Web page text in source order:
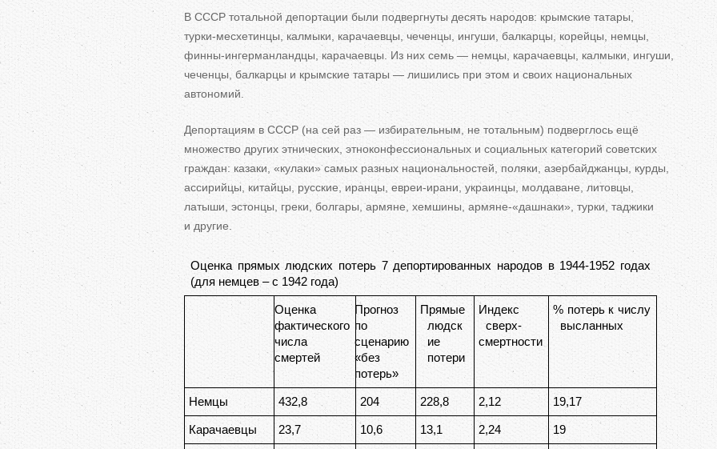
В СССР тотальной депортации были подвергнуты десять народов: крымские татары,
турки-месхетинцы , калмыки, карачаевцы, чеченцы, ингуши, балкарцы, корейцы, немцы,
финны-ингерманландцы , карачаевцы. Из них семь — немцы, карачаевцы, калмыки, ингуши,
чеченцы, балкарцы и крымские татары — лишились при этом и своих национальных
автономий.
Депортациям в СССР (на сей раз — избирательным, не тотальным) подверглось ещё
множество других этнических, этноконфессиональных и социальных категорий советских
граждан: казаки, «кулаки»самых разных национальностей, поляки, азербайджанцы, курды,
ассирийцы, китайцы, русские, иранцы, евреи-ирани , украинцы, молдаване, литовцы,
латыши, эстонцы, греки, болгары, армяне, хемшины, армяне-«дашнаки» , турки, таджики
и другие.
Оценка прямых людских потерь 7 депортированных народов в 1944-1952 годах
(для немцев – с 1942 года)
Оценка
фактического
числа
смертей
Прогноз
по
сценарию
«без
потерь»
Прямые
людск
ие
потери
Индекс
сверх-
смертности
% потерь к числу
высланных
Немцы 432,8 204 228,8 2,12 19,17
Карачаевцы 23,7 10,6 13,1 2,24 19